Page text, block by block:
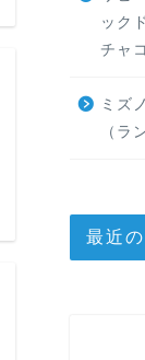
ック
チャ
ミズ
（ラ
最近